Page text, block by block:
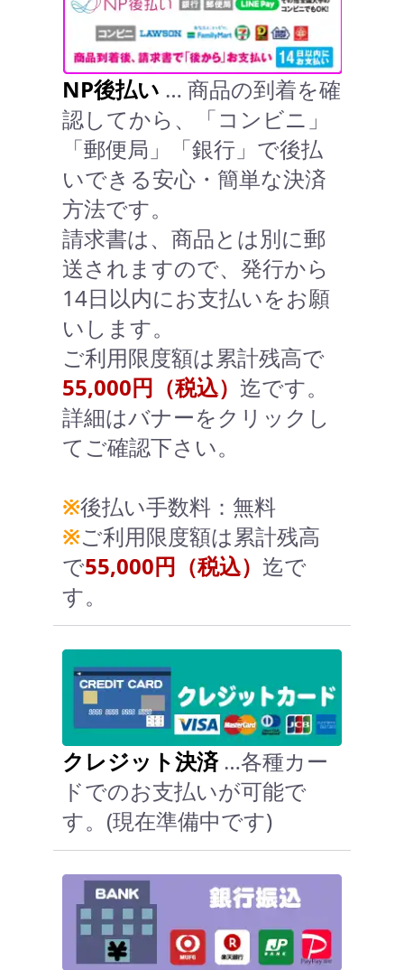
NP後払い … 商品の到着を確
認してから、「コンビニ」
「郵便局」「銀行」で後払
いできる安心・簡単な決済
方法です。
請求書は、商品とは別に郵
送されますので、発行から
14日以内にお支払いをお願
いします。
ご利用限度額は累計残高で
55,000円（税込） 迄です。
詳細はバナーをクリックし
てご確認下さい。
※後払い手数料：無料
※ご利用限度額は累計残高
で55,000円（税込） 迄で
す。
クレジット決済…各種カー
ドでのお支払いが可能で
す。(現在準備中です)